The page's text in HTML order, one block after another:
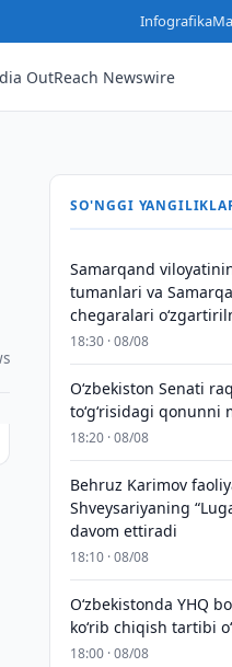
Infografika
OutReach Newswire
SO'NGGI
Samarqand
tumanlari va
chegaralari
18:30 · 08/08
Oʻzbekiston Senati
toʻgʻrisidagi qonunni
18:20 · 08/08
Behruz Karimov
Shveysariyaning
davom ettiradi
18:10 · 08/08
O‘zbekistonda YHQ
ko‘rib chiqish tartibi
18:00 · 08/08